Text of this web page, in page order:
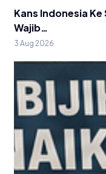
Kans Indonesia
Wajib…
3 Aug 2026